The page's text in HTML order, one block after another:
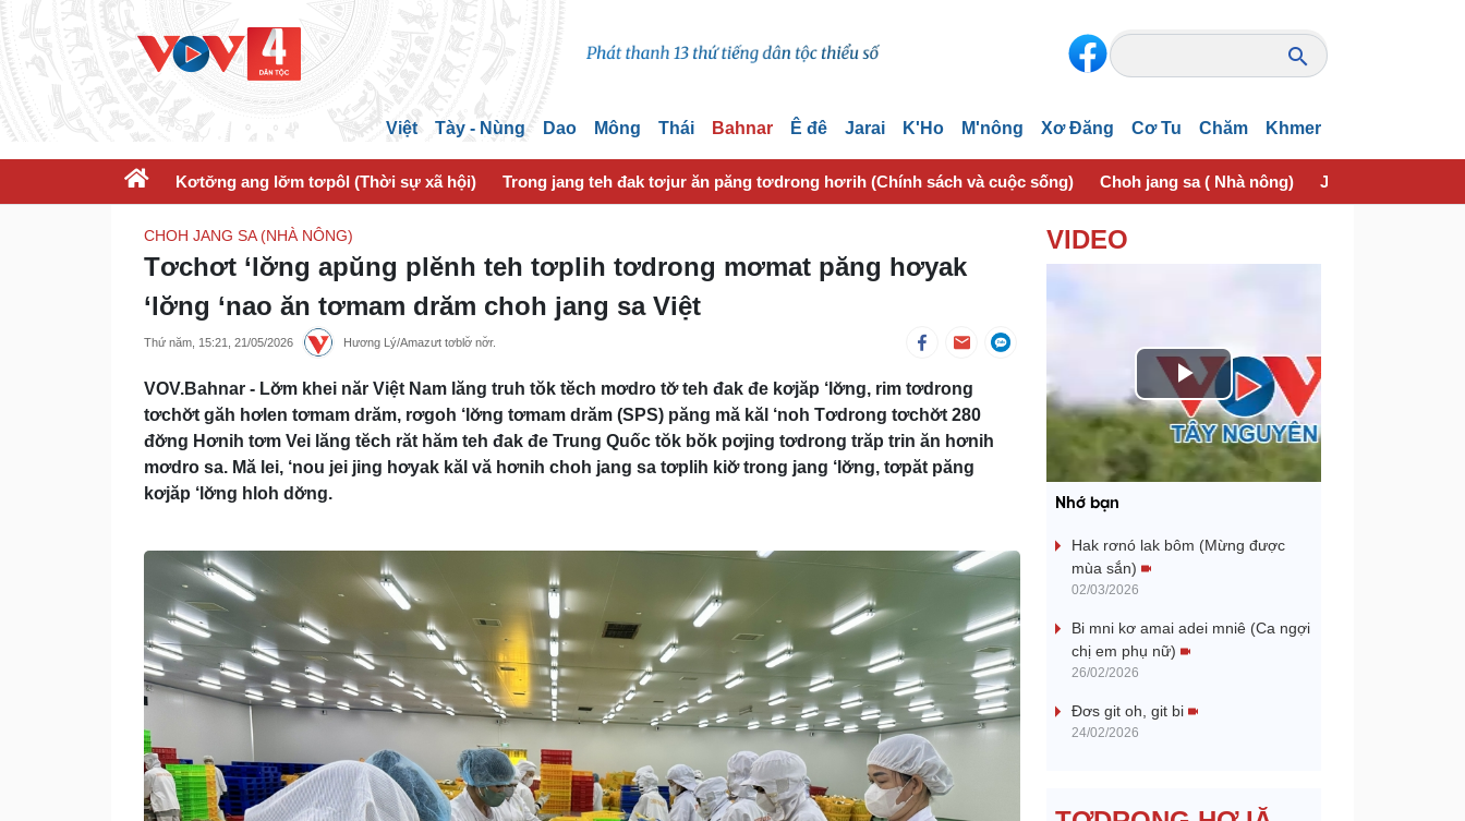
Việt Tày - Nùng Dao Mông Thái Bahnar Ê đê Jarai K'Ho M'nông Xơ Đăng Cơ Tu Chăm Khmer
Kơtơ̆ng ang lơ̆m tơpôl (Thời sự xã hội) Trong jang teh đak tơjur ăn păng tơdrong hơrih (Chính sách và cuộc sống) Choh jang sa ( Nhà nông) Jơhngơ̆m pran
CHOH JANG SA (NHÀ NÔNG)
Tơchơt ‘lơ̆ng apŭng plĕnh teh tơplih tơdrong mơmat păng hơyak
‘lơ̆ng ‘nao ăn tơmam drăm choh jang sa Việt
Thứ năm, 15:21, 21/05/2026 Hương Lý/Amazưt tơblơ̆ nơ̆r.
VOV.Bahnar - Lơ̆m khei năr Việt Nam lăng truh tŏk tĕch mơdro tơ̆ teh đak đe kơjăp ‘lơ̆ng, rim tơdrong
tơchơ̆t găh hơlen tơmam drăm, rơgoh ‘lơ̆ng tơmam drăm (SPS) păng mă kăl ‘noh Tơdrong tơchơ̆t 280
đơ̆ng Hơnih tơm Vei lăng tĕch răt hăm teh đak đe Trung Quốc tŏk bŏk pơjing tơdrong trăp trin ăn hơnih
mơdro sa. Mă lei, ‘nou jei jing hơyak kăl vă hơnih choh jang sa tơplih kiơ̆ trong jang ‘lơ̆ng, tơpăt păng
kơjăp ‘lơ̆ng hloh dơ̆ng.
VIDEO
P
l
y
i
Nhớ bạn
Hak rơnó lak bôm (Mừng được
mùa sắn)
02/03/2026
Bi mni kơ amai adei mniê (Ca ngợi
chị em phụ nữ)
26/02/2026
Đơs git oh, git bi
24/02/2026